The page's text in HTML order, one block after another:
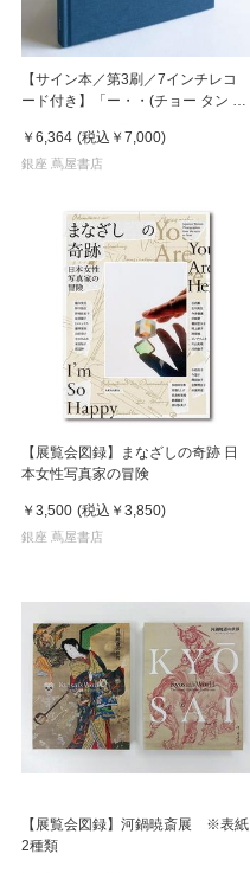
【サイン本／第3刷／7インチレコ
ード付き】「ー・・(チョー タン タ
￥6,364 (税込 ￥7,000)
銀座 蔦屋書店
【展覧会図録】まなざしの奇跡 日
本女性写真家の冒険
￥3,500 (税込 ￥3,850)
銀座 蔦屋書店
【展覧会図録】河鍋暁斎展 ※表紙
2種類